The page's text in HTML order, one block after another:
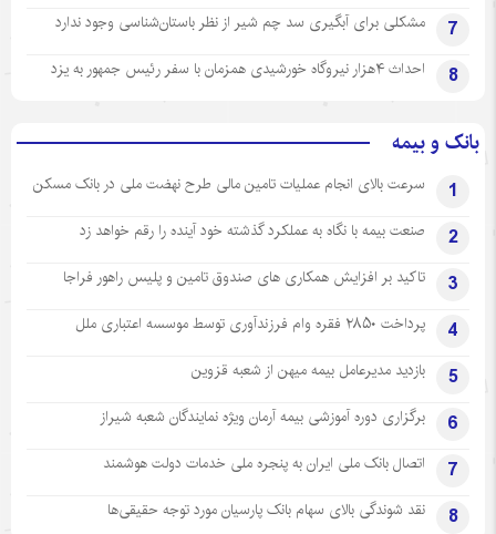
7 مشکلی برای آبگیری سد چم شیر از نظر باستان‌شناسی وجود ندارد
8 احداث ۴هزار نیروگاه خورشیدی همزمان با سفر رئیس جمهور به یزد
بانک و بیمه
1 سرعت بالای انجام عملیات تامین مالی طرح نهضت ملی در بانک مسکن
2 صنعت بیمه با نگاه به عملکرد گذشته خود آینده را رقم خواهد زد
3 تاکید بر افزایش همکاری های صندوق تامین و پلیس راهور فراجا
4 پرداخت ۲۸۵۰ فقره وام فرزندآوری توسط موسسه اعتباری ملل
5 بازدید مدیرعامل بیمه میهن از شعبه قزوین
6 برگزاری دوره آموزشی بیمه آرمان ویژه نمایندگان شعبه شیراز
7 اتصال بانک ملی ایران به پنجره ملی خدمات دولت هوشمند
8 نقد شوندگی بالای سهام بانک پارسیان مورد توجه حقیقی‌ها